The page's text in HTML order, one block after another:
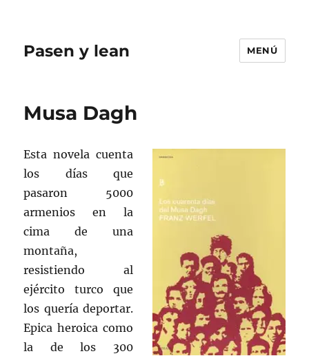
Pasen y lean MENÚ
Musa Dagh
Esta novela cuenta
los días que
pasaron 5000
armenios en la
cima de una
montaña,
resistiendo al
ejército turco que
los quería deportar.
Epica heroica como
la de los 300